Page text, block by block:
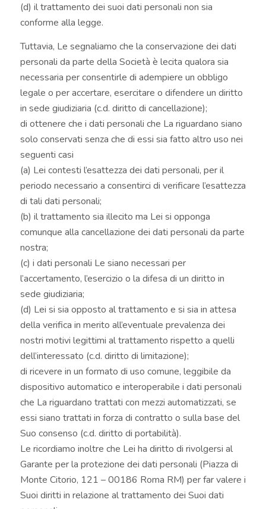
(d) il trattamento dei suoi dati personali non sia
conforme alla legge.
Tuttavia, Le segnaliamo che la conservazione dei dati
personali da parte della Società è lecita qualora sia
necessaria per consentirle di adempiere un obbligo
legale o per accertare, esercitare o difendere un diritto
in sede giudiziaria (c.d. diritto di cancellazione);
di ottenere che i dati personali che La riguardano siano
solo conservati senza che di essi sia fatto altro uso nei
seguenti casi
(a) Lei contesti l’esattezza dei dati personali, per il
periodo necessario a consentirci di verificare l’esattezza
di tali dati personali;
(b) il trattamento sia illecito ma Lei si opponga
comunque alla cancellazione dei dati personali da parte
nostra;
(c) i dati personali Le siano necessari per
l’accertamento, l’esercizio o la difesa di un diritto in
sede giudiziaria;
(d) Lei si sia opposto al trattamento e si sia in attesa
della verifica in merito all’eventuale prevalenza dei
nostri motivi legittimi al trattamento rispetto a quelli
dell’interessato (c.d. diritto di limitazione);
di ricevere in un formato di uso comune, leggibile da
dispositivo automatico e interoperabile i dati personali
che La riguardano trattati con mezzi automatizzati, se
essi siano trattati in forza di contratto o sulla base del
Suo consenso (c.d. diritto di portabilità).
Le ricordiamo inoltre che Lei ha diritto di rivolgersi al
Garante per la protezione dei dati personali (Piazza di
Monte Citorio, 121 – 00186 Roma RM) per far valere i
Suoi diritti in relazione al trattamento dei Suoi dati